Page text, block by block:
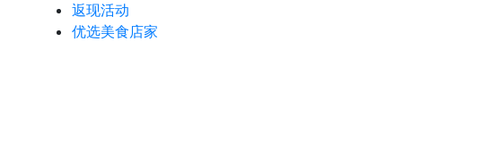
返现活动
优选美食店家